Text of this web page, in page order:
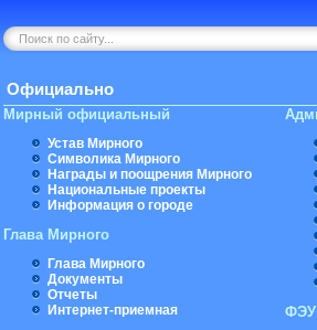
Официально
Мирный официальный
Устав Мирного
Символика Мирного
Награды и поощрения Мирного
Национальные проекты
Информация о городе
Глава Мирного
Глава Мирного
Документы
Отчеты
Интернет-приемная
ФЭУ